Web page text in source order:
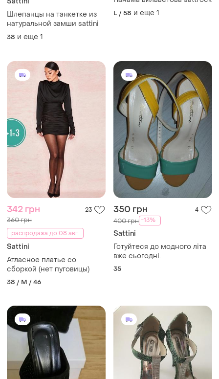
Шлепанцы на танкетке из
натуральной замши sattini
38 и еще 1
L / 58 и еще 1
342 грн 23
360 грн
распродажа до 08 авг.
Sattini
Атласное платье со
сборкой (нет пуговицы)
38 / M / 46
350 грн 4
400 грн -13%
Sattini
Готуйтеся до модного літа
вже сьогодні.
35